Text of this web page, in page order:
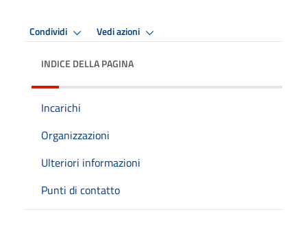
Condividi Vedi azioni
INDICE DELLA PAGINA
Incarichi
Organizzazioni
Ulteriori informazioni
Punti di contatto